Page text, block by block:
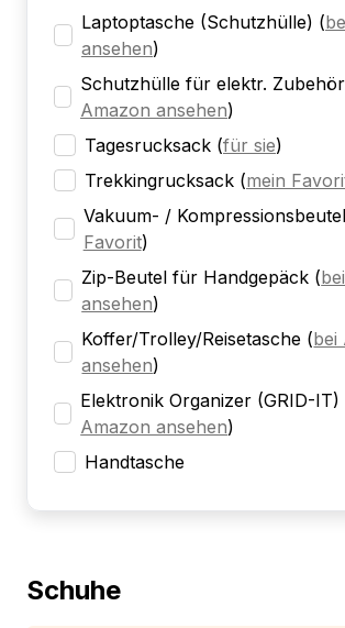
Laptoptasche (Schutzhülle) (
ansehen)
Schutzhülle für elektr. Zubehör
Amazon ansehen)
Tagesrucksack (für sie)
Trekkingrucksack (mein
Vakuum- / Kompressionsbeutel
Favorit)
Zip-Beutel für Handgepäck (
ansehen)
Koffer/Trolley/Reisetasche (bei
ansehen)
Elektronik Organizer (GRID-IT)
Amazon ansehen)
Handtasche
Schuhe